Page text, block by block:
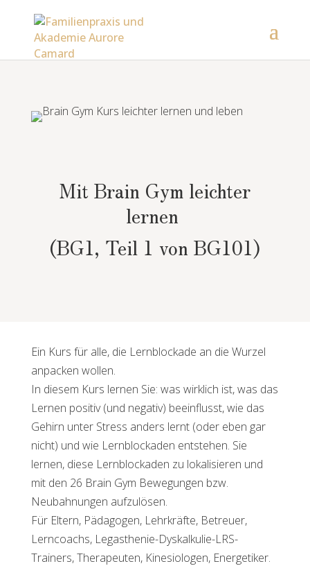
Mit Brain Gym leichter
lernen
(BG1, Teil 1 von BG101)
Ein Kurs für alle, die Lernblockade an die Wurzel
anpacken wollen.
In diesem Kurs lernen Sie: was wirklich ist, was das
Lernen positiv (und negativ) beeinflusst, wie das
Gehirn unter Stress anders lernt (oder eben gar
nicht) und wie Lernblockaden entstehen. Sie
lernen, diese Lernblockaden zu lokalisieren und
mit den 26 Brain Gym Bewegungen bzw.
Neubahnungen aufzulösen.
Für Eltern, Pädagogen, Lehrkräfte, Betreuer,
Lerncoachs, Legasthenie-Dyskalkulie-LRS-
Trainers, Therapeuten, Kinesiologen, Energetiker.